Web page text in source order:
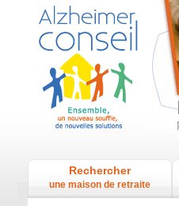
Rechercher
une maison de retraite